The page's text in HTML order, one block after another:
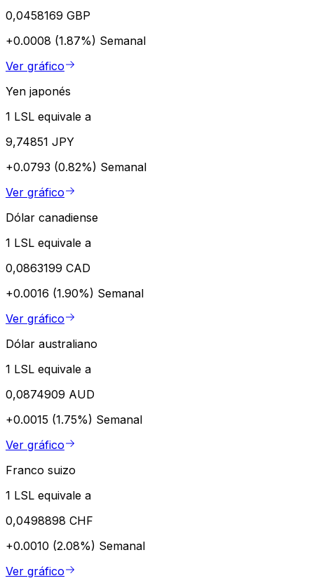
0,0458169 GBP
+0.0008 (1.87%) Semanal
Ver gráfico
Yen japonés
1 LSL equivale a
9,74851 JPY
+0.0793 (0.82%) Semanal
Ver gráfico
Dólar canadiense
1 LSL equivale a
0,0863199 CAD
+0.0016 (1.90%) Semanal
Ver gráfico
Dólar australiano
1 LSL equivale a
0,0874909 AUD
+0.0015 (1.75%) Semanal
Ver gráfico
Franco suizo
1 LSL equivale a
0,0498898 CHF
+0.0010 (2.08%) Semanal
Ver gráfico